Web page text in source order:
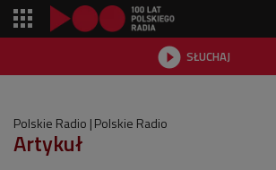
 SŁUCHAJ
Polskie Radio Polskie Radio
Artykuł